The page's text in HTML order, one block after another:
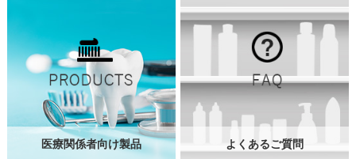
医療関係者向け製品 よくあるご質問